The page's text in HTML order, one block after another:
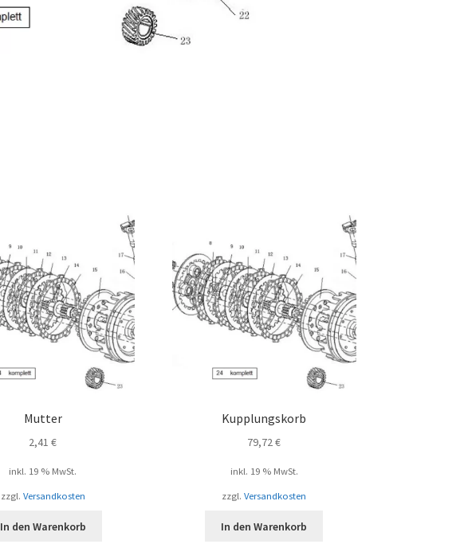
Mutter
2,41€
inkl. 19 % MwSt.
zzgl. Versandkosten
In den Warenkorb
Kupplungskorb
79,72€
inkl. 19 % MwSt.
zzgl.Versandkosten
In den Warenkorb